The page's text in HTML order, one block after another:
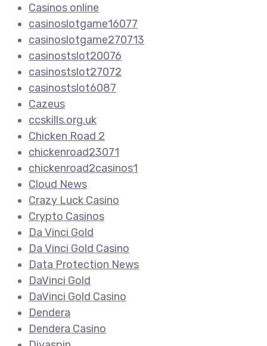
Casinos online
casinoslotgame16077
casinoslotgame270713
casinostslot20076
casinostslot27072
casinostslot6087
Cazeus
ccskills.org.uk
Chicken Road 2
chickenroad23071
chickenroad2casinos1
Cloud News
Crazy Luck Casino
Crypto Casinos
Da Vinci Gold
Da Vinci Gold Casino
Data Protection News
DaVinci Gold
DaVinci Gold Casino
Dendera
Dendera Casino